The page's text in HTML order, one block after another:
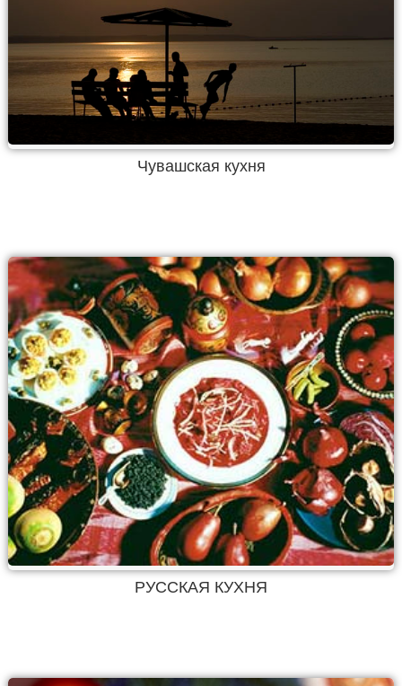
Чувашская кухня
РУССКАЯ КУХНЯ